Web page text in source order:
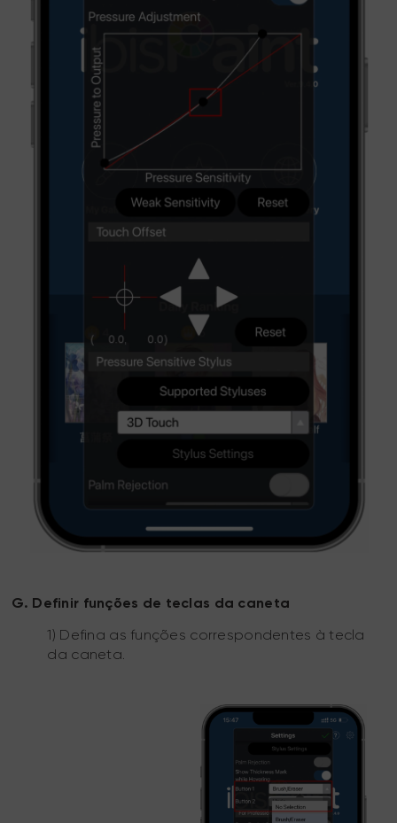
G. Definir funções de teclas da caneta
1) Defina as funções correspondentes à tecla
da caneta.